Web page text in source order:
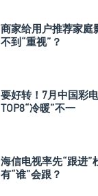
商家给用户推荐家庭
不到“重视”？
要好转！7月中国彩
TOP8“冷暖”不一
海信电视率先“跟进”
有“谁”会跟？